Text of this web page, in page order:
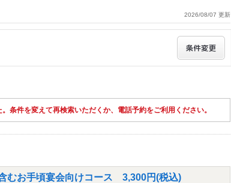
2026/08/07 更新
条件を変えて再検索いただくか、電話予約をご利用ください。
むお手頃宴会向けコース 3,300円(税込)